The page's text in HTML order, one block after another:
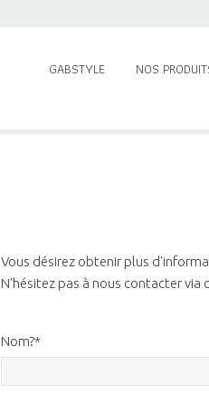
GABSTYLE NOS
Vous désirez obtenir plus
N'hésitez pas à nous contacter via
Nom?*